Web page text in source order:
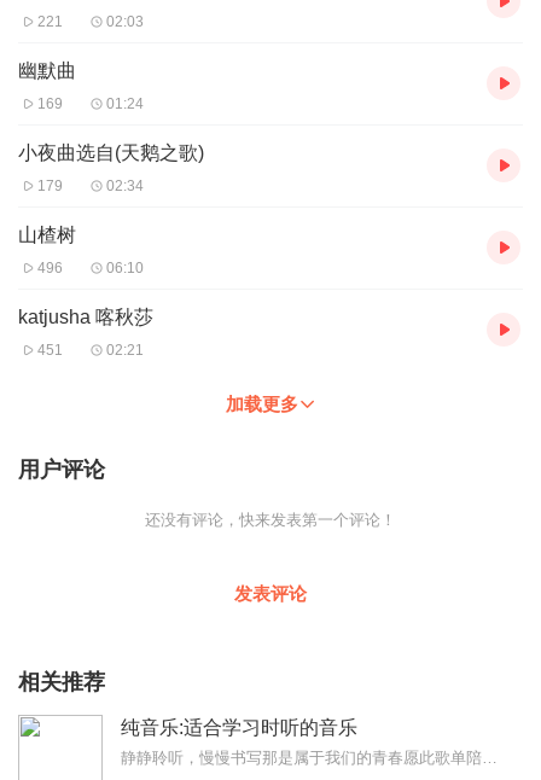
221 02:03
幽默曲
169 01:24
小夜曲选自(天鹅之歌)
179 02:34
山楂树
496 06:10
katjusha 喀秋莎
451 02:21
加载更多
用户评论
还没有评论，快来发表第一个评论！
发表评论
相关推荐
纯音乐:适合学习时听的音乐
静静聆听，慢慢书写那是属于我们的青春愿此歌单陪你一起书写未来!